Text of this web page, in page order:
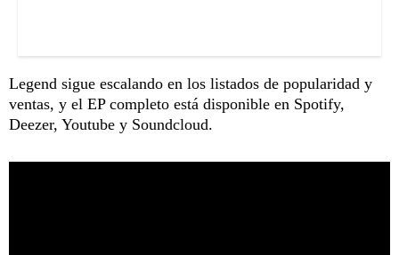
Legend sigue escalando en los listados de popularidad y
ventas, y el EP completo está disponible en Spotify,
Deezer, Youtube y Soundcloud.